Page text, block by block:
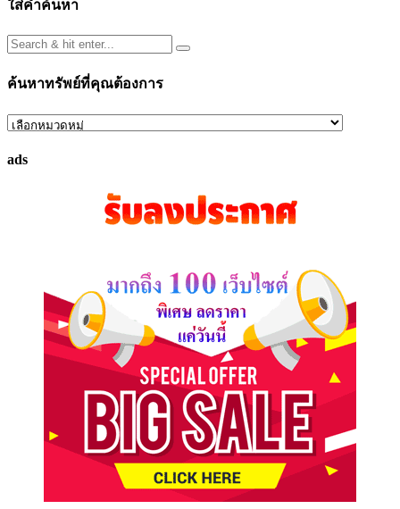
ใส่คำค้นหา
ค้นหาทรัพย์ที่คุณต้องการ
ค้นหา
ที่
ads